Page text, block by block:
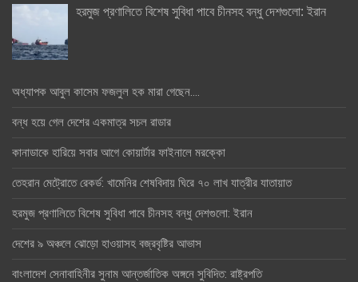
হরমুজ প্রণালিতে বিশেষ সুবিধা পাবে চীনসহ বন্ধু দেশগুলো: ইরান
অধ্যাপক আবুল কাসেম ফজলুল হক মারা গেছেন….
বন্ধ হয়ে গেল দেশের একমাত্র সচল রাডার
কানাডাকে হারিয়ে সবার আগে কোয়ার্টার ফাইনালে মরক্কো
তেহরান মেট্রোতে রেকর্ড: খামেনির শেষবিদায় ঘিরে ৭০ লাখ যাত্রীর যাতায়াত
হরমুজ প্রণালিতে বিশেষ সুবিধা পাবে চীনসহ বন্ধু দেশগুলো: ইরান
দেশের ৯ অঞ্চলে ঝোড়ো হাওয়াসহ বজ্রবৃষ্টির আভাস
বাংলাদেশ সেনাবাহিনীর সুনাম আন্তর্জাতিক অঙ্গনে সুবিদিত: রাষ্ট্রপতি